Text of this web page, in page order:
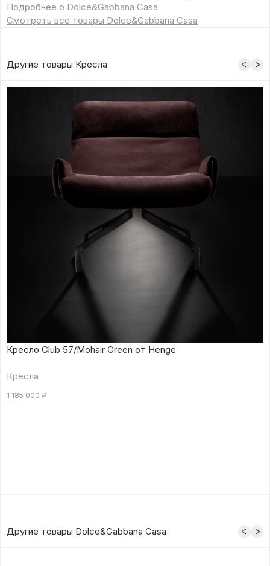
Подробнее о Dolce&Gabbana Casa
Смотреть все товары Dolce&Gabbana Casa
Другие товары Кресла
Кресло Club 57/Mohair Green от Henge
Кресла
1 185 000 ₽
Другие товары Dolce&Gabbana Casa